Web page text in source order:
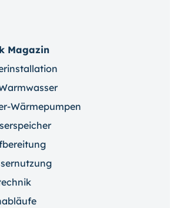
Magazin
Wärmepumpen